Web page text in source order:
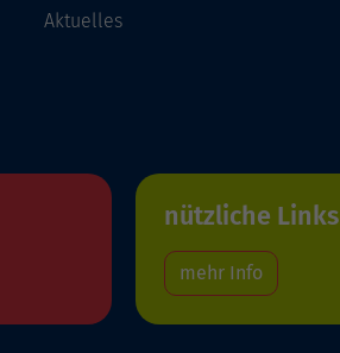
Aktuelles
nützliche Links
mehr Info